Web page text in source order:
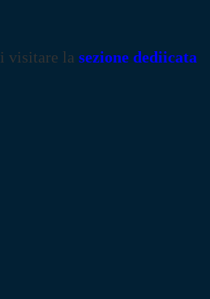
visitare la sezione dediicata